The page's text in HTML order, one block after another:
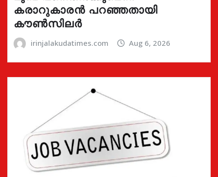
കരാറുകാരൻ പറഞ്ഞതായി
കൗൺസിലർ
irinjalakudatimes.com Aug 6, 2026